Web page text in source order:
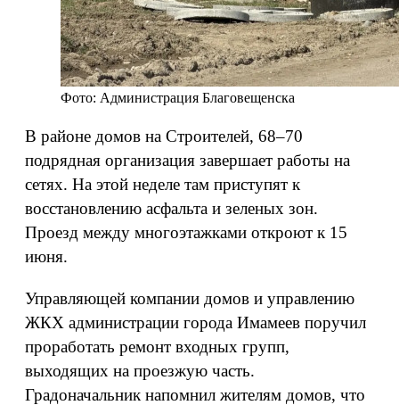
Фото: Администрация Благовещенска
В районе домов на Строителей, 68–70
подрядная организация завершает работы на
сетях. На этой неделе там приступят к
восстановлению асфальта и зеленых зон.
Проезд между многоэтажками откроют к 15
июня.
Управляющей компании домов и управлению
ЖКХ администрации города Имамеев поручил
проработать ремонт входных групп,
выходящих на проезжую часть.
Градоначальник напомнил жителям домов, что